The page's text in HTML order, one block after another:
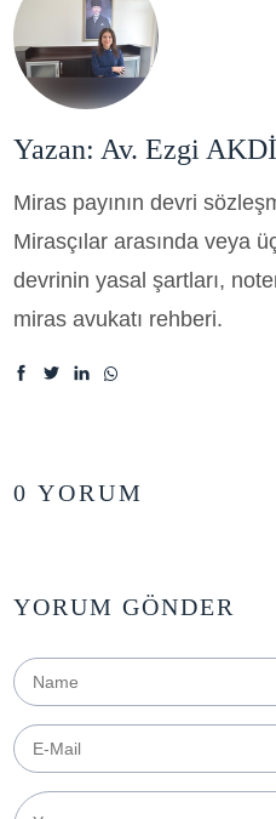
Yazan: Av. Ezgi
Miras payının devri
Mirasçılar arasında veya
devrinin yasal şartları,
miras avukatı rehberi.
0 YORUM
YORUM GÖNDER